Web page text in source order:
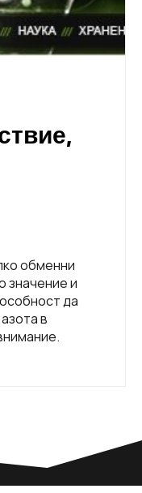
обменни
значение и
да
в